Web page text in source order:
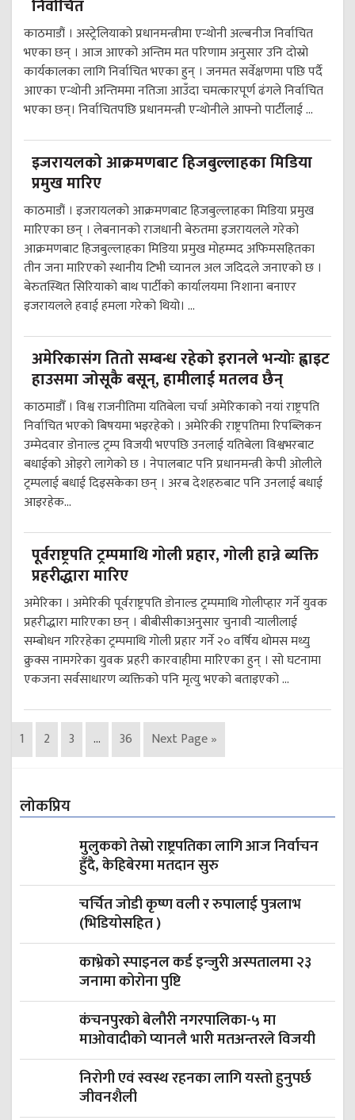
निर्वाचित
काठमाडौं । अस्ट्रेलियाको प्रधानमन्त्रीमा एन्थोनी अल्बनीज निर्वाचित
भएका छन् । आज आएको अन्तिम मत परिणाम अनुसार उनि दोस्रो
कार्यकालका लागि निर्वाचित भएका हुन् । जनमत सर्वेक्षणमा पछि पर्दै
आएका एन्थोनी अन्तिममा नतिजा आउँदा चमत्कारपूर्ण ढंगले निर्वाचित
भएका छन्। निर्वाचितपछि प्रधानमन्त्री एन्थोनीले आफ्नो पार्टीलाई ...
इजरायलको आक्रमणबाट हिजबुल्लाहका मिडिया
प्रमुख मारिए
काठमाडौं । इजरायलको आक्रमणबाट हिजबुल्लाहका मिडिया प्रमुख
मारिएका छन् । लेबनानको राजधानी बेरुतमा इजरायलले गरेको
आक्रमणबाट हिजबुल्लाहका मिडिया प्रमुख मोहम्मद अफिमसहितका
तीन जना मारिएको स्थानीय टिभी च्यानल अल जदिदले जनाएको छ ।
बेरुतस्थित सिरियाको बाथ पार्टीको कार्यालयमा निशाना बनाएर
इजरायलले हवाई हमला गरेको थियो। ...
अमेरिकासंग तितो सम्बन्ध रहेको इरानले भन्योः ह्वाइट
हाउसमा जोसूकै बसून्, हामीलाई मतलव छैन्
काठमाडौँ । विश्व राजनीतिमा यतिबेला चर्चा अमेरिकाको नयां राष्ट्रपति
निर्वाचित भएको बिषयमा भइरहेको । अमेरिकी राष्ट्रपतिमा रिपब्लिकन
उम्मेदवार डोनाल्ड ट्रम्प विजयी भएपछि उनलाई यतिबेला विश्वभरबाट
बधाईको ओइरो लागेको छ । नेपालबाट पनि प्रधानमन्त्री केपी ओलीले
ट्रम्पलाई बधाई दिइसकेका छन् । अरब देशहरुबाट पनि उनलाई बधाई
आइरहेक...
पूर्वराष्ट्रपति ट्रम्पमाथि गोली प्रहार, गोली हान्ने ब्यक्ति
प्रहरीद्धारा मारिए
अमेरिका । अमेरिकी पूर्वराष्ट्रपति डोनाल्ड ट्रम्पमाथि गोलीप्हार गर्ने युवक
प्रहरीद्धारा मारिएका छन् । बीबीसीकाअनुसार चुनावी र्‍यालीलाई
सम्बोधन गरिरहेका ट्रम्पमाथि गोली प्रहार गर्ने २० वर्षिय थोमस मथ्यु
क्रुक्स नामगरेका युवक प्रहरी कारवाहीमा मारिएका हुन् । सो घटनामा
एकजना सर्वसाधारण व्यक्तिको पनि मृत्यु भएको बताइएको ...
1 2 3 … 36 Next Page »
लोकप्रिय
मुलुकको तेस्रो राष्ट्रपतिका लागि आज निर्वाचन
हुँदै, केहिबेरमा मतदान सुरु
चर्चित जोडी कृष्ण वली र रुपालाई पुत्रलाभ
(भिडियोसहित )
काभ्रेको स्‍पाइनल कर्ड इन्जुरी अस्पतालमा २३
जनामा कोरोना पुष्टि
कंचनपुरको बेलौरी नगरपालिका-५ मा
माओवादीको प्यानलै भारी मतअन्तरले विजयी
निरोगी एवं स्वस्थ रहनका लागि यस्तो हुनुपर्छ
जीवनशैली